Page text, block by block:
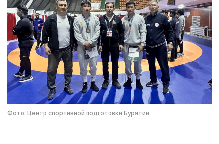
Фото: Центр спортивной подготовки Бурятии